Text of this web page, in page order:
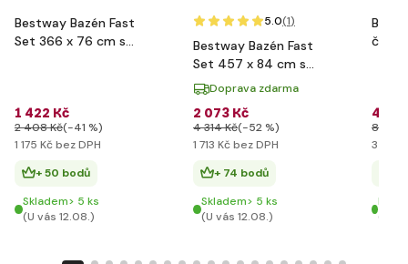
Bestway Bazén Fast
Set 366 x 76 cm s
1 422 Kč
2 408 Kč(-41 %)
1 175 Kč bez DPH
+ 50 bodů
Skladem> 5 ks
(U vás 12.08.)
5.0(1)
Bestway Bazén Fast
Set 457 x 84 cm s
filtracíDoprava zdarma
2 073 Kč
4 314 Kč(-52 %)
1 713 Kč bez DPH
+ 74 bodů
Skladem> 5 ks
(U vás 12.08.)
člun
4
8 170
3 964
(U